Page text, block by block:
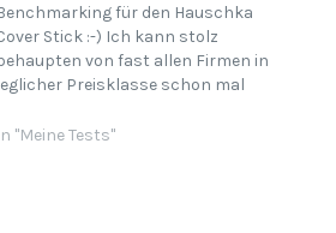
für den Hauschka
Stick :-) Ich kann stolz
von fast allen Firmen in
Preisklasse schon mal
An Farbauswahl und
"Meine Tests"